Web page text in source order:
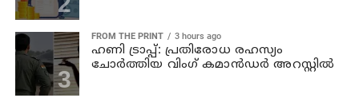
FROM THE PRINT 3 hours ago
ഹണി ട്രാപ്പ്: പ്രതിരോധ രഹസ്യം
ചോർത്തിയ വിംഗ് കമാൻഡർ അറസ്റ്റിൽ